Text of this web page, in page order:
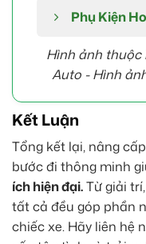
Phụ Kiện
Hình ảnh thuộc
Auto -Hình
Kết Luận
Tổng kết lại, nâng cấp
bước đi thông minh
ích hiện đại.Từ giải
tất cả đều góp phần
chiếc xe. Hãy liên hệ